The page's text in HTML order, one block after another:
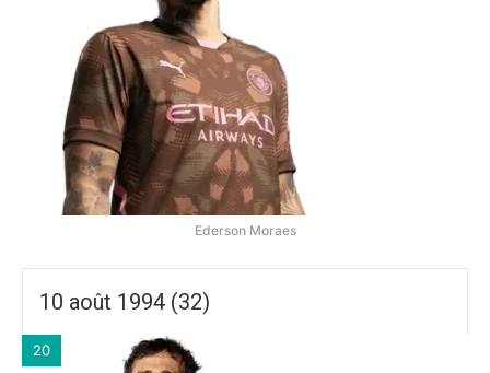
Ederson Moraes
10 août 1994 (32)
20